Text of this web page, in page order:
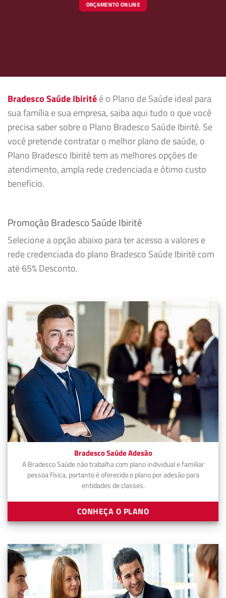
ORÇAMENTO ONLINE
Bradesco Saúde Ibiritéé o Plano de Saúde ideal para
sua família e sua empresa, saiba aqui tudo o que você
precisa saber sobre o Plano Bradesco Saúde Ibirité. Se
você pretende contratar o melhor plano de saúde, o
Plano Bradesco Ibirité tem as melhores opções de
atendimento, ampla rede credenciada e ótimo custo
beneficio.
Promoção Bradesco Saúde Ibirité
Selecione a opção abaixo para ter acesso a valores e
rede credenciada do plano Bradesco Saúde Ibirité com
até 65% Desconto.
Bradesco Saúde Adesão
A Bradesco Saúde não trabalha com plano individual e familiar
pessoa física, portanto é oferecido o plano por adesão para
entidades de classes.
CONHEÇA O PLANO